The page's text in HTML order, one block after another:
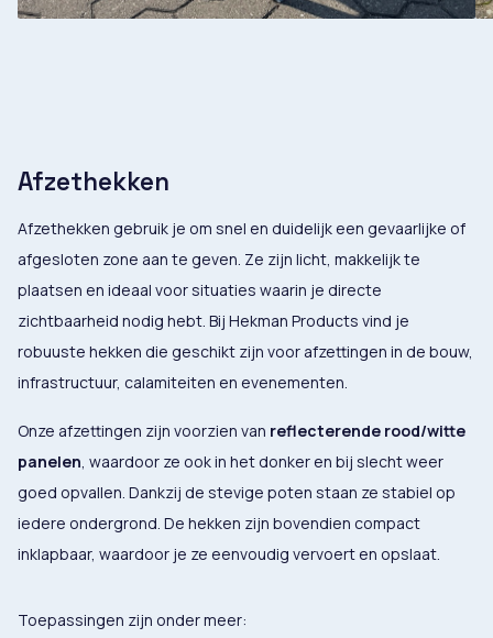
Afzethekken
Afzethekken gebruik je om snel en duidelijk een gevaarlijke of
afgesloten zone aan te geven. Ze zijn licht, makkelijk te
plaatsen en ideaal voor situaties waarin je directe
zichtbaarheid nodig hebt. Bij Hekman Products vind je
robuuste hekken die geschikt zijn voor afzettingen in de bouw,
infrastructuur, calamiteiten en evenementen.
Onze afzettingen zijn voorzien van reflecterende rood/witte
panelen, waardoor ze ook in het donker en bij slecht weer
goed opvallen. Dankzij de stevige poten staan ze stabiel op
iedere ondergrond. De hekken zijn bovendien compact
inklapbaar, waardoor je ze eenvoudig vervoert en opslaat.
Toepassingen zijn onder meer: